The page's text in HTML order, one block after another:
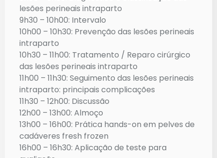
lesões perineais intraparto
9h30 – 10h00: Intervalo
10h00 – 10h30: Prevenção das lesões perineais
intraparto
10h30 – 11h00: Tratamento / Reparo cirúrgico
das lesões perineais intraparto
11h00 – 11h30: Seguimento das lesões perineais
intraparto: principais complicações
11h30 – 12h00: Discussão
12h00 – 13h00: Almoço
13h00 – 16h00: Prática hands-on em pelves de
cadáveres fresh frozen
16h00 – 16h30: Aplicação de teste para